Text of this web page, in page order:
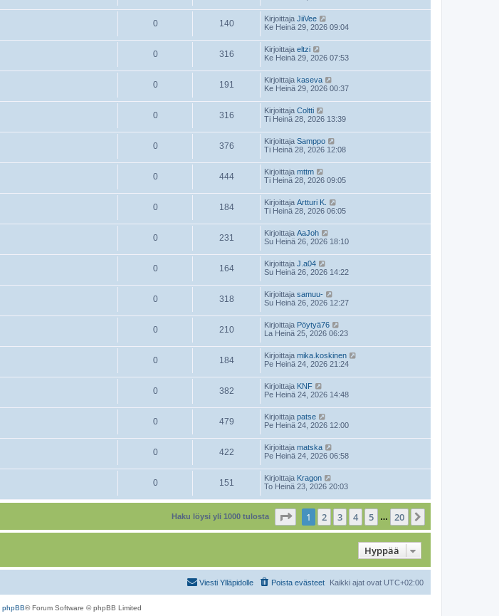
0 140 Kirjoittaja JiiVee
Ke Heinä 29, 2026 09:04
0 316 Kirjoittaja eltzi
Ke Heinä 29, 2026 07:53
0 191 Kirjoittaja kaseva
Ke Heinä 29, 2026 00:37
0 316 Kirjoittaja Coltti
Ti Heinä 28, 2026 13:39
0 376 Kirjoittaja Samppo
Ti Heinä 28, 2026 12:08
0 444 Kirjoittaja mttm
Ti Heinä 28, 2026 09:05
0 184 Kirjoittaja Artturi K.
Ti Heinä 28, 2026 06:05
0 231 Kirjoittaja AaJoh
Su Heinä 26, 2026 18:10
0 164 Kirjoittaja J.a04
Su Heinä 26, 2026 14:22
0 318 Kirjoittaja samuu-
Su Heinä 26, 2026 12:27
0 210 Kirjoittaja Pöytyä76
La Heinä 25, 2026 06:23
0 184 Kirjoittaja mika.koskinen
Pe Heinä 24, 2026 21:24
0 382 Kirjoittaja KNF
Pe Heinä 24, 2026 14:48
0 479 Kirjoittaja patse
Pe Heinä 24, 2026 12:00
0 422 Kirjoittaja matska
Pe Heinä 24, 2026 06:58
0 151 Kirjoittaja Kragon
To Heinä 23, 2026 20:03
Haku löysi yli 1000 tulosta Sivu 20
1 2 3 4 5 … 20
Hyppää
Kaikki ajat ovat UTC+02:00
Poista evästeet
Viesti Ylläpidolle
phpBB® Forum Software © phpBB Limited